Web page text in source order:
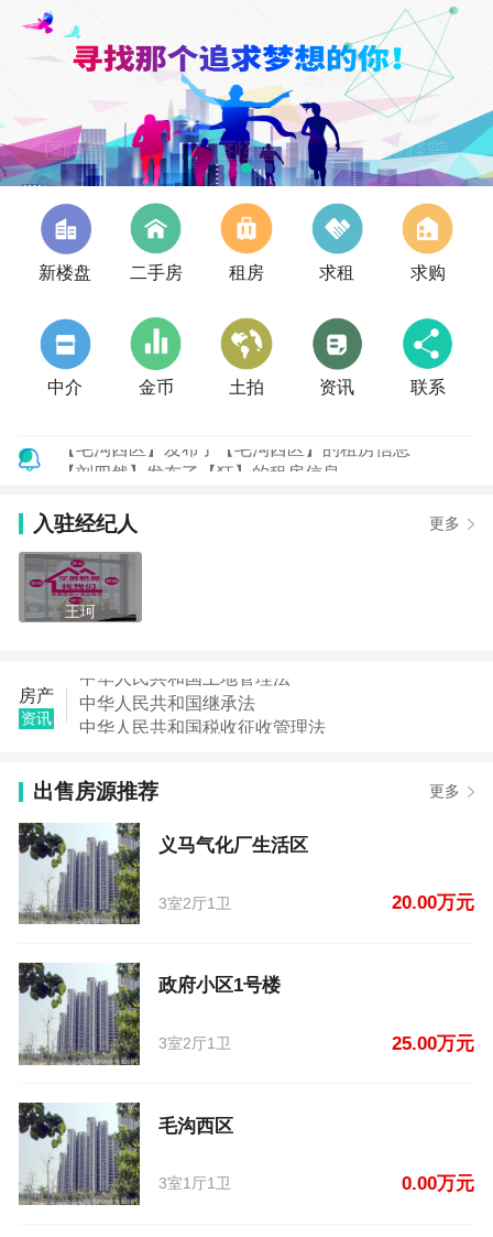
新楼盘 二手房 租房 求租 求购
中介 金币 土拍 资讯 联系
【刘四然】发布了【狂】的租房信息
【刘四然】发布了【狂囗】的租房信息
【王向丽】发布了【义煤总医院西家属区】的租房信
息
【赵佑武】发布了【义马气化厂生活区】的二手房信
息
【赵三德】发布了【毛沟锦程河湾小区】的二手房信
【赵三德】发布了【毛沟锦程河湾小区】的二手房信
【毛沟西区】发布了【毛沟西区】的租房信息
入驻经纪人 更多
王珂
房产
资讯
中华人民共和国继承法
中华人民共和国税收征收管理法
中华人民共和国城市维护建设税法
中华人民共和国城乡规划法
中华人民共和国土地管理法
出售房源推荐 更多
义马气化厂生活区
3室2厅1卫 20.00万元
政府小区1号楼
3室2厅1卫 25.00万元
毛沟西区
3室1厅1卫 0.00万元